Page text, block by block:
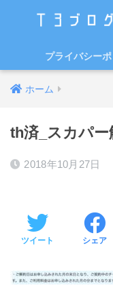
プライバシー
ホーム
th済_スカパー
2018年10月27日
ツイート シェア